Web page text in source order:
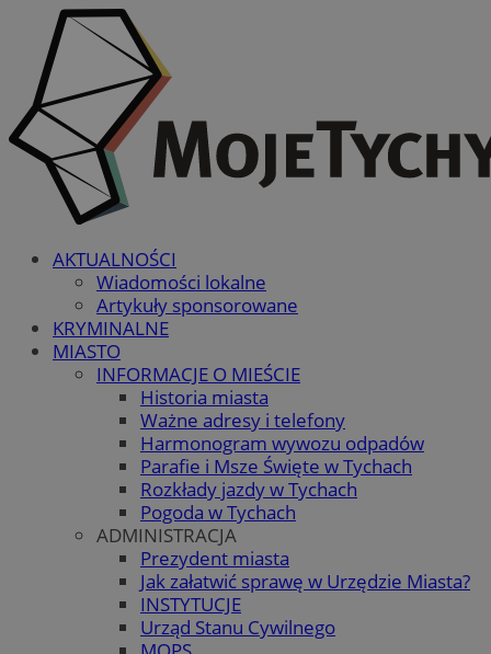
AKTUALNOŚCI
Wiadomości lokalne
Artykuły sponsorowane
KRYMINALNE
MIASTO
INFORMACJE O MIEŚCIE
Historia miasta
Ważne adresy i telefony
Harmonogram wywozu odpadów
Parafie i Msze Święte w Tychach
Rozkłady jazdy w Tychach
Pogoda w Tychach
ADMINISTRACJA
Prezydent miasta
Jak załatwić sprawę w Urzędzie Miasta?
INSTYTUCJE
Urząd Stanu Cywilnego